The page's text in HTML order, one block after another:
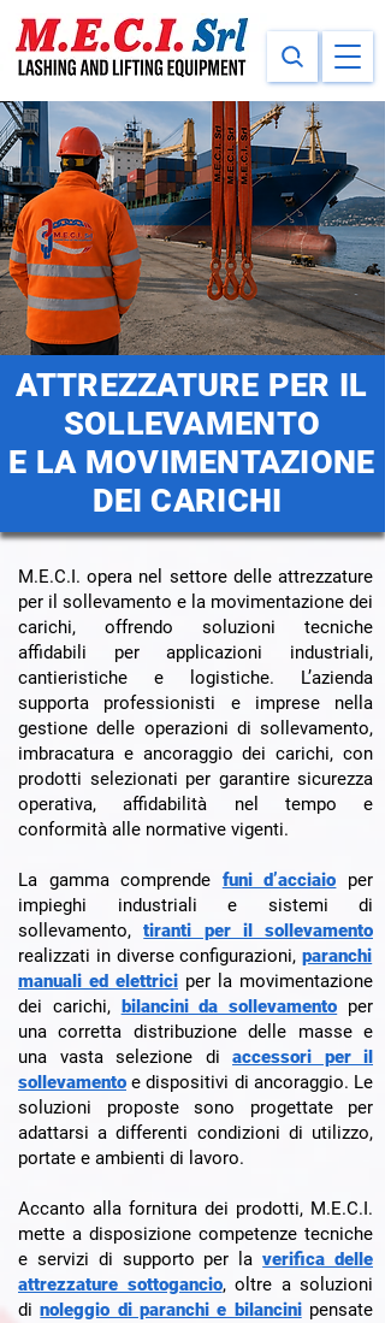
ATTREZZATURE PER IL
SOLLEVAMENTO
E LA MOVIMENTAZIONE
DEI CARICHI
M.E.C.I. opera nel settore delle attrezzature
per il sollevamento e la movimentazione dei
carichi, offrendo soluzioni tecniche
affidabili per applicazioni industriali,
cantieristiche e logistiche. L’azienda
supporta professionisti e imprese nella
gestione delle operazioni di sollevamento,
imbracatura e ancoraggio dei carichi, con
prodotti selezionati per garantire sicurezza
operativa, affidabilità nel tempo e
conformità alle normative vigenti.
La gamma comprende funi d’acciaio
per
impieghi industriali e sistemi di
sollevamento, tiranti per il sollevamento
realizzati in diverse configurazioni,paranchi
manuali ed elettrici per la movimentazione
dei carichi, bilancini da sollevamento per
una corretta distribuzione delle masse e
una vasta selezione di accessori per il
sollevamento e dispositivi di ancoraggio. Le
soluzioni proposte sono progettate per
adattarsi a differenti condizioni di utilizzo,
portate e ambienti di lavoro.
Accanto alla fornitura dei prodotti, M.E.C.I.
mette a disposizione competenze tecniche
e servizi di supporto per laverifica delle
attrezzature sottogancio, oltre a soluzioni
dinoleggio di paranchi e bilancinipensate